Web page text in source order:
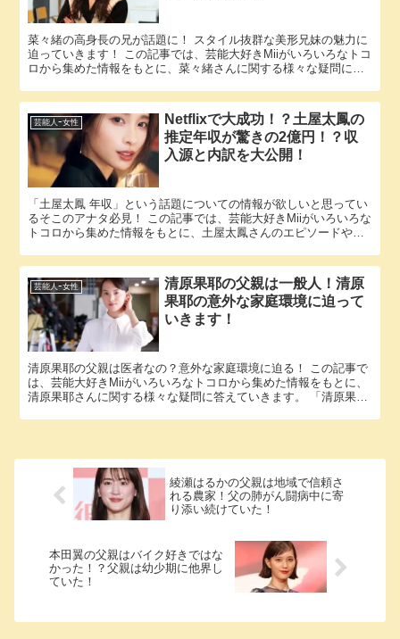
菜々緒の高身長の兄が話題に！ スタイル抜群な美形兄妹の魅力に
迫っていきます！ この記事では、芸能大好きMiiがいろいろなトコ
ロから集めた情報をもとに、菜々緒さんに関する様々な疑問に答
芸能人ｰ女性
Netflixで大成功！？土屋太鳳の
推定年収が驚きの2億円！？収
入源と内訳を大公開！
「土屋太鳳 年収」という話題についての情報が欲しいと思ってい
るそこのアナタ必見！ この記事では、芸能大好きMiiがいろいろな
トコロから集めた情報をもとに、土屋太鳳さんのエピソードや収
芸能人ｰ女性
清原果耶の父親は一般人！清原
果耶の意外な家庭環境に迫って
いきます！
清原果耶の父親は医者なの？意外な家庭環境に迫る！ この記事で
は、芸能大好きMiiがいろいろなトコロから集めた情報をもとに、
清原果耶さんに関する様々な疑問に答えていきます。 「清原果耶
綾瀬はるかの父親は地域で信頼さ
れる農家！父の肺がん闘病中に寄
り添い続けていた！
本田翼の父親はバイク好きではな
かった！？父親は幼少期に他界し
ていた！